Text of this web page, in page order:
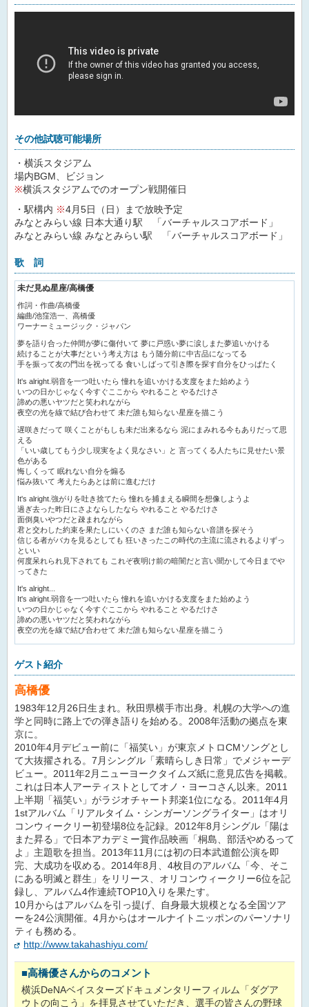
その他試聴可能場所
・横浜スタジアム
場内BGM、ビジョン
※横浜スタジアムでのオープン戦開催日
・駅構内 ※4月5日（日）まで放映予定
みなとみらい線 日本大通り駅 「バーチャルスコアボード」
みなとみらい線 みなとみらい駅 「バーチャルスコアボード」
歌 詞
未だ見ぬ星座/高橋優
作詞・作曲/高橋優
編曲/池窪浩一、高橋優
ワーナーミュージック・ジャパン
夢を語り合った仲間が夢に傷付いて 夢に戸惑い夢に涙しまた夢追いかける
続けることが大事だという考え方は もう随分前に中古品になってる
手を振って友の門出を祝ってる 食いしばって引き際を探す自分をひっぱたく
It's alright.弱音を一つ吐いたら 憧れを追いかける支度をまた始めよう
いつの日かじゃなく今すぐここから やれること やるだけさ
諦めの悪いヤツだと笑われながら
夜空の光を線で結び合わせて 未だ誰も知らない星座を描こう
遅咲きだって 咲くことがもしも未だ出来るなら 泥にまみれる今もありだって思
える
「いい歳してもう少し現実をよく見なさい」と 言ってくる人たちに見せたい景
色がある
悔しくって 眠れない自分を煽る
悩み抜いて 考えたらあとは前に進むだけ
It's alright.強がりを吐き捨てたら 憧れを捕まえる瞬間を想像しようよ
過ぎ去った昨日にさよならしたなら やれること やるだけさ
面倒臭いやつだと疎まれながら
君と交わした約束を果たしにいくのさ まだ誰も知らない音譜を探そう
信じる者がバカを見るとしても 狂いきったこの時代の主流に流されるよりずっ
といい
何度呆れられ見下されても これぞ夜明け前の暗闇だと言い聞かして今日までや
ってきた
It's alright...
It's alright.弱音を一つ吐いたら 憧れを追いかける支度をまた始めよう
いつの日かじゃなく今すぐここから やれること やるだけさ
諦めの悪いヤツだと笑われながら
夜空の光を線で結び合わせて 未だ誰も知らない星座を描こう
ゲスト紹介
高橋優
1983年12月26日生まれ。秋田県横手市出身。札幌の大学への進
学と同時に路上での弾き語りを始める。2008年活動の拠点を東
京に。
2010年4月デビュー前に「福笑い」が東京メトロCMソングとし
て大抜擢される。7月シングル「素晴らしき日常」でメジャーデ
ビュー。2011年2月ニューヨークタイムズ紙に意見広告を掲載。
これは日本人アーティストとしてオノ・ヨーコさん以来。2011
上半期「福笑い」がラジオチャート邦楽1位になる。2011年4月
1stアルバム「リアルタイム・シンガーソングライター」はオリ
コンウィークリー初登場8位を記録。2012年8月シングル「陽は
また昇る」で日本アカデミー賞作品映画「桐島、部活やめるって
よ」主題歌を担当。2013年11月には初の日本武道館公演を即
完、大成功を収める。2014年8月、4枚目のアルバム「今、そこ
にある明滅と群生」をリリース、オリコンウィークリー6位を記
録し、アルバム4作連続TOP10入りを果たす。
10月からはアルバムを引っ提げ、自身最大規模となる全国ツア
ーを24公演開催。4月からはオールナイトニッポンのパーソナリ
ティも務める。
http://www.takahashiyu.com/
■高橋優さんからのコメント
横浜DeNAベイスターズドキュメンタリーフィルム「ダグア
ウトの向こう」を拝見させていただき、選手の皆さんの野球